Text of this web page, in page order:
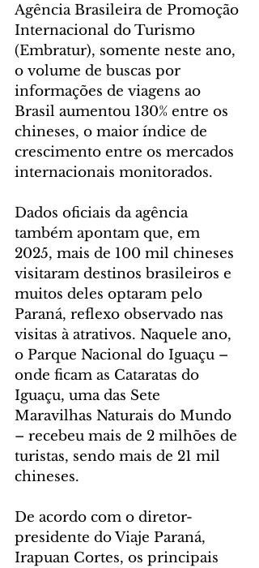
Agência Brasileira de Promoção
Internacional do Turismo
(Embratur), somente neste ano,
o volume de buscas por
informações de viagens ao
Brasil aumentou 130% entre os
chineses, o maior índice de
crescimento entre os mercados
internacionais monitorados.
Dados oficiais da agência
também apontam que, em
2025, mais de 100 mil chineses
visitaram destinos brasileiros e
muitos deles optaram pelo
Paraná, reflexo observado nas
visitas à atrativos. Naquele ano,
o Parque Nacional do Iguaçu –
onde ficam as Cataratas do
Iguaçu, uma das Sete
Maravilhas Naturais do Mundo
– recebeu mais de 2 milhões de
turistas, sendo mais de 21 mil
chineses.
De acordo com o diretor-
presidente do Viaje Paraná,
Irapuan Cortes, os principais